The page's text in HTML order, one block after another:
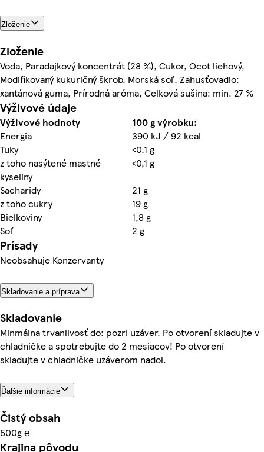
Zloženie
Zloženie
Voda, Paradajkový koncentrát (28 %), Cukor, Ocot liehový,
Modifikovaný kukuričný škrob, Morská soľ, Zahusťovadlo:
xantánová guma, Prírodná aróma, Celková sušina: min. 27 %
Výživové údaje
Výživové hodnoty
100 g výrobku:
Energia
390 kJ / 92 kcal
Tuky
<0,1 g
z toho nasýtené mastné
kyseliny
<0,1 g
Sacharidy
21 g
z toho cukry
19 g
Bielkoviny
1,8 g
Soľ
2 g
Prísady
Neobsahuje Konzervanty
Skladovanie a príprava
Skladovanie
Minmálna trvanlivosť do: pozri uzáver. Po otvorení skladujte v
chladničke a spotrebujte do 2 mesiacov! Po otvorení
skladujte v chladničke uzáverom nadol.
Ďalšie informácie
Čistý obsah
500g ℮
Krajina pôvodu